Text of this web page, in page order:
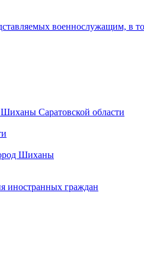
военнослужащим, в
Саратовской области
Шиханы
иностранных граждан